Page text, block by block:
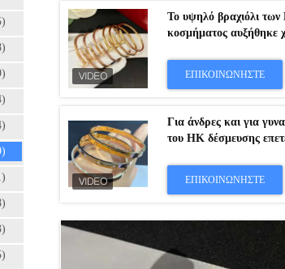
Το υψηλό βραχιόλι
κοσμήματος αυξήθηκε
ΕΠΙΚΟΙΝΩΝΉΣΤΕ
Για άνδρες και για
του HK δέσμευσης
ΕΠΙΚΟΙΝΩΝΉΣΤΕ